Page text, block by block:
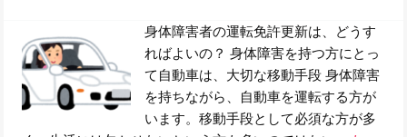
身体障害者の運転免許更新は、どうす
ればよいの？ 身体障害を持つ方にとっ
て自動車は、大切な移動手段 身体障害
を持ちながら、自動車を運転する方が
います。移動手段として必須な方が多